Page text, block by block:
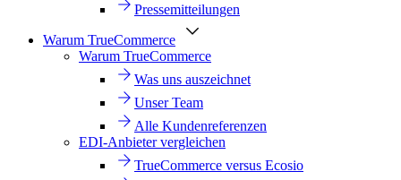
Pressemitteilungen
Warum TrueCommerce
Warum TrueCommerce
Was uns auszeichnet
Unser Team
Alle Kundenreferenzen
EDI-Anbieter vergleichen
TrueCommerce versus Ecosio